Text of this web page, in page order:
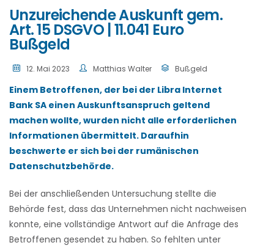
Unzureichende Auskunft gem.
Art. 15 DSGVO | 11.041 Euro
Bußgeld
12. Mai 2023 Matthias Walter Bußgeld
Einem Betroffenen, der bei der Libra Internet
Bank SA einen Auskunftsanspruch geltend
machen wollte, wurden nicht alle erforderlichen
Informationen übermittelt. Daraufhin
beschwerte er sich bei der rumänischen
Datenschutzbehörde.
Bei der anschließenden Untersuchung stellte die
Behörde fest, dass das Unternehmen nicht nachweisen
konnte, eine vollständige Antwort auf die Anfrage des
Betroffenen gesendet zu haben. So fehlten unter